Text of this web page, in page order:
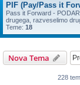
PIF (Pay/Pass it
Pass it Forward -
drugega, razveselimo
Teme: 18
Nova Tema
228 tem